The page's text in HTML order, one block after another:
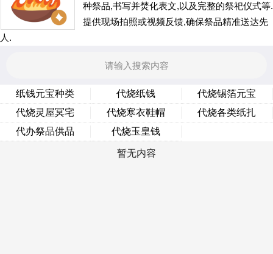
种祭品,书写并焚化表文,以及完整的祭祀仪式等.
提供现场拍照或视频反馈,确保祭品精准送达先
人.
纸钱元宝种类 代烧纸钱
代烧锡箔元宝
代烧灵屋冥宅
代烧寒衣鞋帽
代烧各类纸扎
代办祭品供品
代烧玉皇钱
暂无内容